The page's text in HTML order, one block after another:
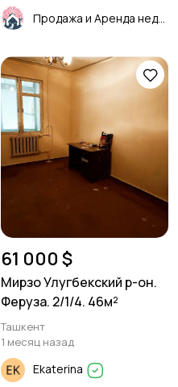
61 000 $
Мирзо Улугбекский р-он.
Феруза. 2/1/4. 46м²
Ташкент
1 месяц назад
Ekaterina